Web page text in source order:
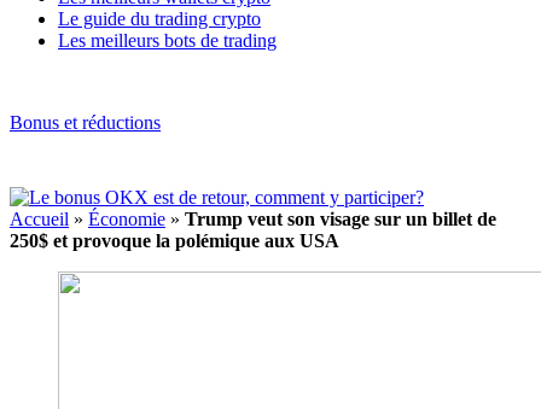
Le guide du trading crypto
Les meilleurs bots de trading
Bonus et réductions
Accueil » Économie » Trump veut son visage sur un billet de
250$ et provoque la polémique aux USA